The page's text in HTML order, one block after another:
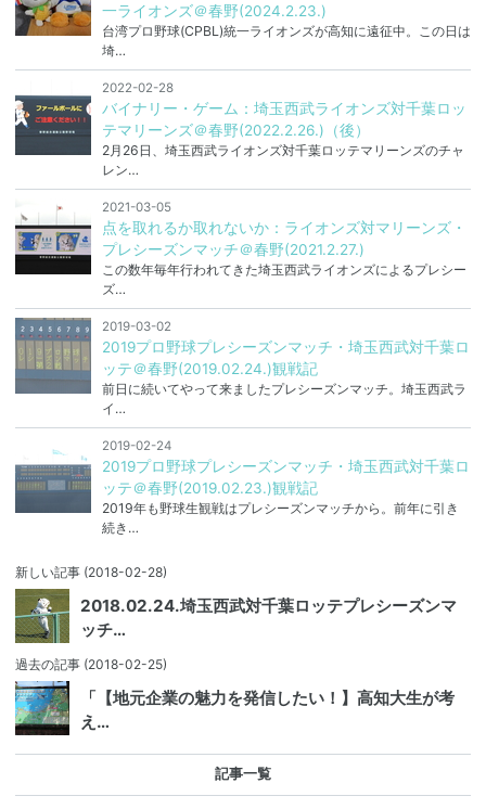
一ライオンズ＠春野(2024.2.23.)
台湾プロ野球(CPBL)統一ライオンズが高知に遠征中。この日は
埼…
2022-02-28
バイナリー・ゲーム：埼玉西武ライオンズ対千葉ロッ
テマリーンズ＠春野(2022.2.26.)（後）
2月26日、埼玉西武ライオンズ対千葉ロッテマリーンズのチャ
レン…
2021-03-05
点を取れるか取れないか：ライオンズ対マリーンズ・
プレシーズンマッチ＠春野(2021.2.27.)
この数年毎年行われてきた埼玉西武ライオンズによるプレシー
ズ…
2019-03-02
2019プロ野球プレシーズンマッチ・埼玉西武対千葉ロ
ッテ＠春野(2019.02.24.)観戦記
前日に続いてやって来ましたプレシーズンマッチ。埼玉西武ラ
イ…
2019-02-24
2019プロ野球プレシーズンマッチ・埼玉西武対千葉ロ
ッテ＠春野(2019.02.23.)観戦記
2019年も野球生観戦はプレシーズンマッチから。前年に引き
続き…
新しい記事 (2018-02-28)
2018.02.24.埼玉西武対千葉ロッテプレシーズンマ
ッチ…
過去の記事 (2018-02-25)
「【地元企業の魅力を発信したい！】高知大生が考
え…
記事一覧